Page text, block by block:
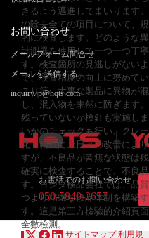
きるよう邁進してまいります。
の除去全ての項目について、
的に検査します。どのような
計測器を使用して一つ一つ丁
す。検査箇所の見逃しがない
で、検査精度の向上に努めて
こり等、大事な製品に異物が
し、混入物を未然に防ぎます
残っていないか検針も実施し
いかのチェックも行い、クレ
化・精度向上日々の改善によ
すが、不良品が皆無な状態は
確実に検査することで、不良
す。ヨシダ検品会社では、品
つより精緻な検品体制を構築
す。這是第三方檢驗的介紹頁
全數檢測。
お問い合わせ
メールフォーム問合せ
メールを送信する
inquiry.jp@hqts.com
お電話でのお問い合わせ
050-5840-2657
サイトマップ 利用規